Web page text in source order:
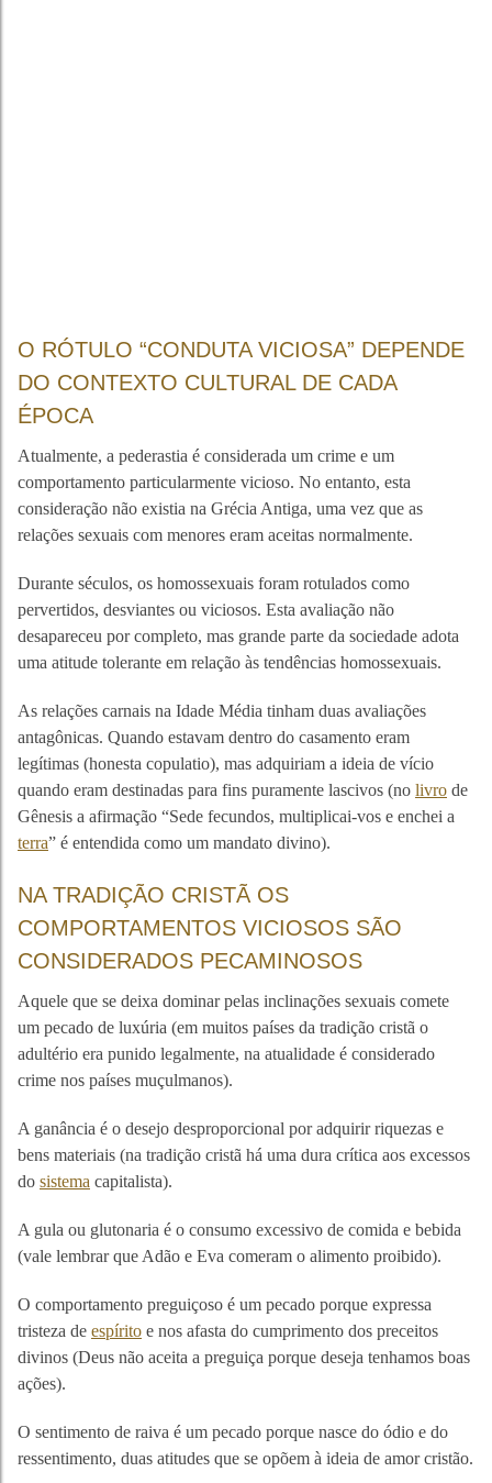
O RÓTULO “CONDUTA VICIOSA” DEPENDE
DO CONTEXTO CULTURAL DE CADA
ÉPOCA
Atualmente, a pederastia é considerada um crime e um
comportamento particularmente vicioso. No entanto, esta
consideração não existia na Grécia Antiga, uma vez que as
relações sexuais com menores eram aceitas normalmente.
Durante séculos, os homossexuais foram rotulados como
pervertidos, desviantes ou viciosos. Esta avaliação não
desapareceu por completo, mas grande parte da sociedade adota
uma atitude tolerante em relação às tendências homossexuais.
As relações carnais na Idade Média tinham duas avaliações
antagônicas. Quando estavam dentro do casamento eram
legítimas (honesta copulatio), mas adquiriam a ideia de vício
quando eram destinadas para fins puramente lascivos (no livro de
Gênesis a afirmação “Sede fecundos, multiplicai-vos e enchei a
terra” é entendida como um mandato divino).
NA TRADIÇÃO CRISTÃ OS
COMPORTAMENTOS VICIOSOS SÃO
CONSIDERADOS PECAMINOSOS
Aquele que se deixa dominar pelas inclinações sexuais comete
um pecado de luxúria (em muitos países da tradição cristã o
adultério era punido legalmente, na atualidade é considerado
crime nos países muçulmanos).
A ganância é o desejo desproporcional por adquirir riquezas e
bens materiais (na tradição cristã há uma dura crítica aos excessos
do sistema capitalista).
A gula ou glutonaria é o consumo excessivo de comida e bebida
(vale lembrar que Adão e Eva comeram o alimento proibido).
O comportamento preguiçoso é um pecado porque expressa
tristeza de espírito e nos afasta do cumprimento dos preceitos
divinos (Deus não aceita a preguiça porque deseja tenhamos boas
ações).
O sentimento de raiva é um pecado porque nasce do ódio e do
ressentimento, duas atitudes que se opõem à ideia de amor cristão.